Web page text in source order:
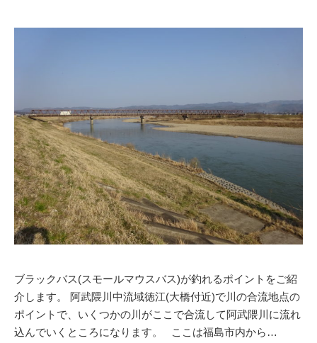
ブラックバス(スモールマウスバス)が釣れるポイントをご紹
介します。 阿武隈川中流域徳江(大橋付近)で川の合流地点の
ポイントで、いくつかの川がここで合流して阿武隈川に流れ
込んでいくところになります。 ここは福島市内から…